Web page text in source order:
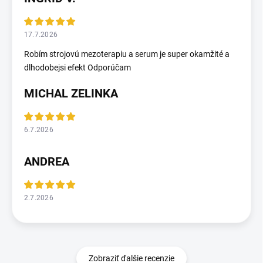
17.7.2026
Robím strojovú mezoterapiu a serum je super okamžité a
dlhodobejsi efekt Odporúčam
MICHAL ZELINKA
6.7.2026
ANDREA
2.7.2026
Zobraziť ďalšie recenzie